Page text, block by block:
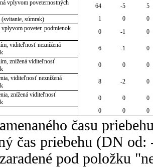
vplyvom poveternostných
64 -5
5
súmrak)
1 0
0
poveter. podmienok
0 -1
0
viditeľnosť neznížená
6 -1
0
znížená viditeľnosť
0 0
0
viditeľnosť neznížená
8 -2
0
znížená viditeľnosť
0 0
0
0 0 0
času
čas priebehu (DN
pod položku